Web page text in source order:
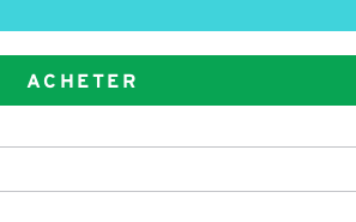
ACHETER